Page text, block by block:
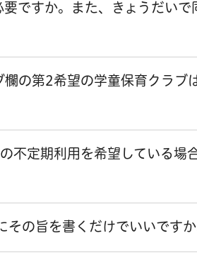
ですか。また、きょうだいで
欄の第2希望の学童保育クラブ
不定期利用を希望している場
その旨を書くだけでいいです